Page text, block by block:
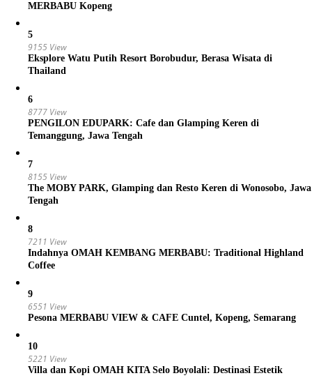
MERBABU Kopeng
5
9155 View
Eksplore Watu Putih Resort Borobudur, Berasa Wisata di
Thailand
6
8777 View
PENGILON EDUPARK: Cafe dan Glamping Keren di
Temanggung, Jawa Tengah
7
8155 View
The MOBY PARK, Glamping dan Resto Keren di Wonosobo, Jawa
Tengah
8
7211 View
Indahnya OMAH KEMBANG MERBABU: Traditional Highland
Coffee
9
6551 View
Pesona MERBABU VIEW & CAFE Cuntel, Kopeng, Semarang
10
5221 View
Villa dan Kopi OMAH KITA Selo Boyolali: Destinasi Estetik